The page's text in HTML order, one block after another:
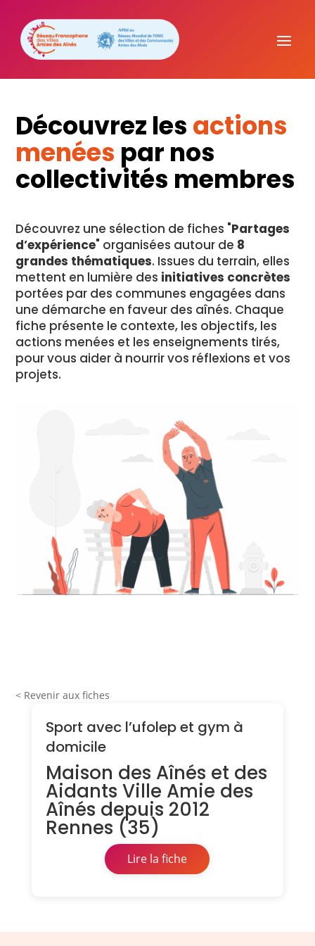
Découvrez les actions
menées par nos
collectivités membres
Découvrez une sélection de fiches "Partages
d’expérience" organisées autour de 8
grandes thématiques. Issues du terrain, elles
mettent en lumière des initiatives concrètes
portées par des communes engagées dans
une démarche en faveur des aînés. Chaque
fiche présente le contexte, les objectifs, les
actions menées et les enseignements tirés,
pour vous aider à nourrir vos réflexions et vos
projets.
< Revenir aux fiches
Sport avec l’ufolep et gym à
domicile
Maison des Aînés et des
Aidants Ville Amie des
Aînés depuis 2012
Rennes (35)
Lire la fiche